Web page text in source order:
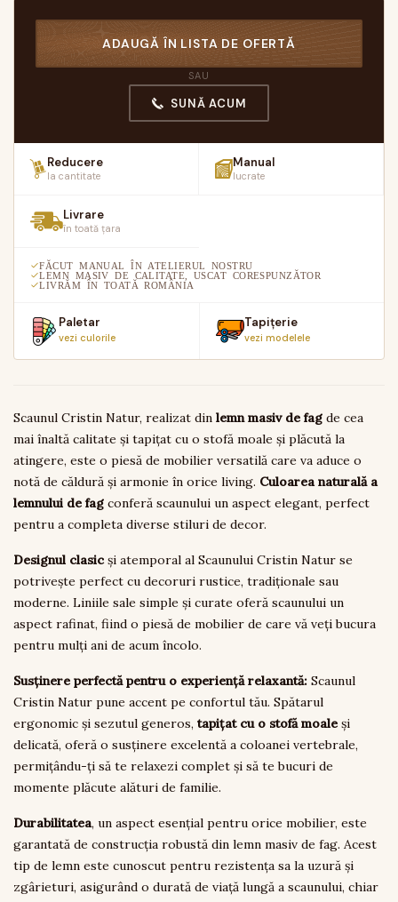
ADAUGĂ ÎN LISTA DE OFERTĂ
SAU
SUNĂ ACUM
Reducere
la cantitate
Manual
lucrate
Livrare
în toată țara
FĂCUT MANUAL ÎN ATELIERUL NOSTRU
LEMN MASIV DE CALITATE, USCAT CORESPUNZĂTOR
LIVRĂM ÎN TOATĂ ROMÂNIA
Paletar
vezi culorile
Tapițerie
vezi modelele
Scaunul Cristin Natur, realizat din lemn masiv de fag de cea
mai înaltă calitate și tapițat cu o stofă moale și plăcută la
atingere, este o piesă de mobilier versatilă care va aduce o
notă de căldură și armonie în orice living. Culoarea naturală a
lemnului de fag conferă scaunului un aspect elegant, perfect
pentru a completa diverse stiluri de decor.
Designul clasicși atemporal al Scaunului Cristin Natur se
potrivește perfect cu decoruri rustice, tradiționale sau
moderne. Liniile sale simple și curate oferă scaunului un
aspect rafinat, fiind o piesă de mobilier de care vă veți bucura
pentru mulți ani de acum încolo.
Susținere perfectă pentru o experiență relaxantă: Scaunul
Cristin Natur pune accent pe confortul tău. Spătarul
ergonomic și sezutul generos, tapițat cu o stofă moale și
delicată, oferă o susținere excelentă a coloanei vertebrale,
permițându-ți să te relaxezi complet și să te bucuri de
momente plăcute alături de familie.
Durabilitatea, un aspect esențial pentru orice mobilier, este
garantată de construcția robustă din lemn masiv de fag. Acest
tip de lemn este cunoscut pentru rezistența sa la uzură și
zgârieturi, asigurând o durată de viață lungă a scaunului, chiar